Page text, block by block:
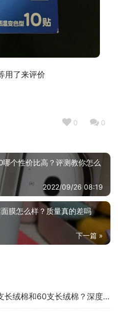
用了来评价
0 0
哪个性价比高？评测教你怎么
2022/09/26 08:19
膜怎么样？质量真的差吗
下一篇 »
【差评太多】南极人100支长绒棉和60支长绒棉？深度剖析功能区别